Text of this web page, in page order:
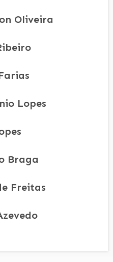
Oliveira
Lopes
Braga
Freitas